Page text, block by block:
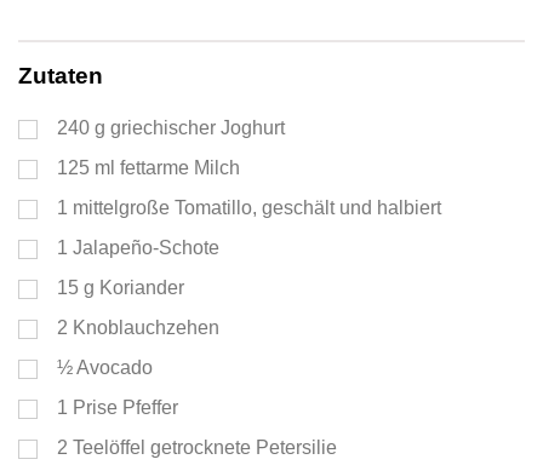
Zutaten
240 g griechischer Joghurt
125 ml fettarme Milch
1 mittelgroße Tomatillo, geschält und halbiert
1 Jalapeño-Schote
15 g Koriander
2 Knoblauchzehen
½Avocado
1 Prise Pfeffer
2 Teelöffel getrocknete Petersilie